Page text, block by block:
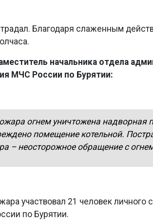
Благодаря слаженным
начальника отдела
МЧС России по Бурятии:
огнем уничтожена надворная
помещение котельной.
– неосторожное обращение с
участвовал 21 человек личного
по Бурятии.